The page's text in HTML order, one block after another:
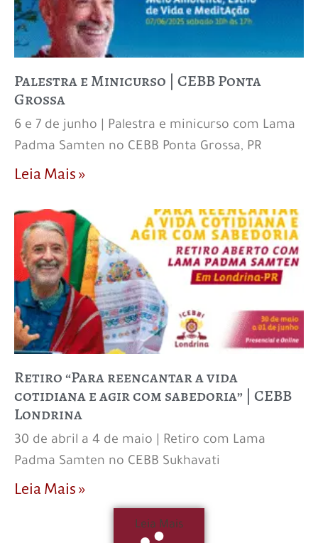
Palestra e Minicurso | CEBB Ponta
Grossa
6 e 7 de junho | Palestra e minicurso com Lama
Padma Samten no CEBB Ponta Grossa, PR
Leia Mais »
Retiro “Para reencantar a vida
cotidiana e agir com sabedoria” | CEBB
Londrina
30 de abril a 4 de maio | Retiro com Lama
Padma Samten no CEBB Sukhavati
Leia Mais »
Leia Mais